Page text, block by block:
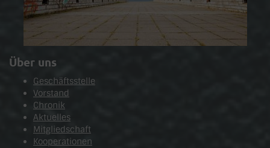
Über uns
Geschäftsstelle
Vorstand
Chronik
Aktuelles
Mitgliedschaft
Kooperationen